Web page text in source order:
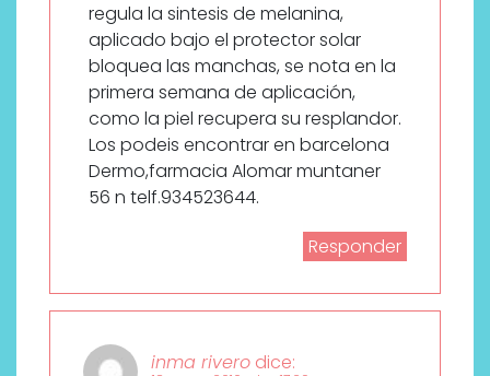
regula la sintesis de melanina,
aplicado bajo el protector solar
bloquea las manchas, se nota en la
primera semana de aplicación,
como la piel recupera su resplandor.
Los podeis encontrar en barcelona
Dermo,farmacia Alomar muntaner
56 n telf.934523644.
Responder
inma rivero dice: